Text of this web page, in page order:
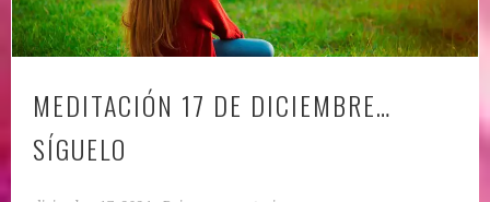
MEDITACIÓN 17 DE DICIEMBRE…
SÍGUELO